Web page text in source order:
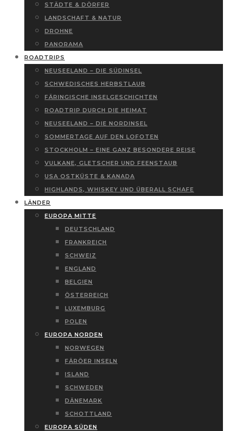
STÄDTE & DÖRFER
LANDSCHAFT & NATUR
DROHNE
PANORAMA
ROADTRIPS
NEUSEELAND – DIE SÜDINSEL
SCHWEDISCHES HERBSTLAUB
FÄRINGISCHE INSELGESCHICHTEN
ROADTRIP DURCH DIE HEIMAT
NEUSEELAND – DIE NORDINSEL
SOMMERTAGE AUF DEN LOFOTEN
STOCKHOLM – EINE GANZ BESONDERE REISE
VULKANE, GLETSCHER UND FEENSTAUB
USA OSTKÜSTE & KANADA
HIGHLANDS, WHISKEY UND ÜBERALL SCHAFE
LÄNDER
EUROPA MITTE
DEUTSCHLAND
FRANKREICH
SCHWEIZ
ENGLAND
BELGIEN
ÖSTERREICH
LUXEMBURG
POLEN
EUROPA NORDEN
NORWEGEN
FÄRÖER INSELN
ISLAND
SCHWEDEN
DÄNEMARK
SCHOTTLAND
EUROPA SÜDEN